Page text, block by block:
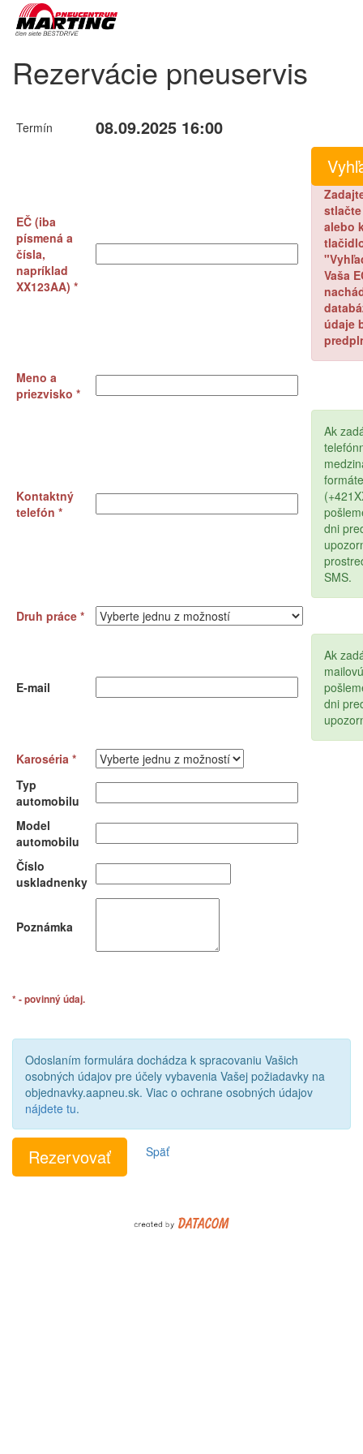
Rezervácie pneuservis
Termín 08.09.2025 16:00
EČ (iba
písmená a
čísla,
napríklad
XX123AA) *
stlačte
alebo
Vaša
údaje
Meno a
priezvisko *
Kontaktný
telefón *
Ak
formáte
dni
SMS.
Druh práce *
E-mail
Ak
dni
Karoséria *
Typ
automobilu
Model
automobilu
Číslo
uskladnenky
Poznámka
* - povinný údaj.
Odoslaním formulára dochádza k spracovaniu Vašich
osobných údajov pre účely vybavenia Vašej požiadavky na
objednavky.aapneu.sk. Viac o ochrane osobných údajov
nájdete tu.
Späť